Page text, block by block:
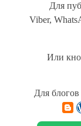
Для
Viber,
Или
Для блогов